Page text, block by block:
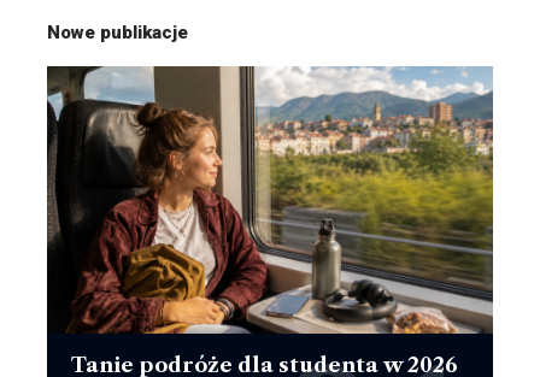
Nowe publikacje
Tanie podróże dla studenta w 2026